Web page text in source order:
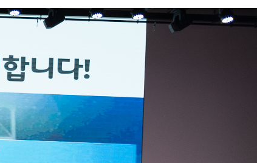
공지사항 및 입시자료
드림레터
행정실
학교운영위원회
학교건축기금
보도자료